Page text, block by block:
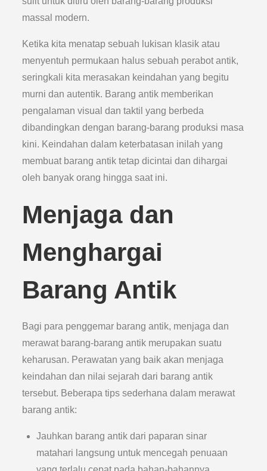
massal modern.
Ketika kita menatap sebuah lukisan klasik atau
menyentuh permukaan halus sebuah perabot antik,
seringkali kita merasakan keindahan yang begitu
murni dan autentik. Barang antik memberikan
pengalaman visual dan taktil yang berbeda
dibandingkan dengan barang-barang produksi masa
kini. Keindahan dalam keterbatasan inilah yang
membuat barang antik tetap dicintai dan dihargai
oleh banyak orang hingga saat ini.
Menjaga dan
Menghargai
Barang Antik
Bagi para penggemar barang antik, menjaga dan
merawat barang-barang antik merupakan suatu
keharusan. Perawatan yang baik akan menjaga
keindahan dan nilai sejarah dari barang antik
tersebut. Beberapa tips sederhana dalam merawat
barang antik:
Jauhkan barang antik dari paparan sinar
matahari langsung untuk mencegah penuaan